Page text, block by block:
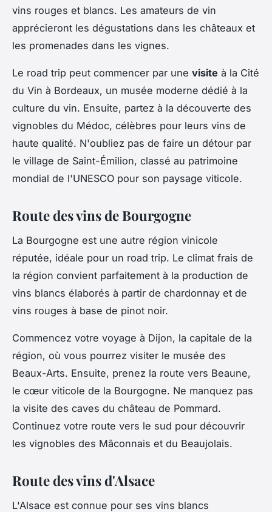
vins rouges et blancs. Les amateurs de vin
apprécieront les dégustations dans les châteaux et
les promenades dans les vignes.
Le road trip peut commencer par une visite à la Cité
du Vin à Bordeaux, un musée moderne dédié à la
culture du vin. Ensuite, partez à la découverte des
vignobles du Médoc, célèbres pour leurs vins de
haute qualité. N'oubliez pas de faire un détour par
le village de Saint-Émilion, classé au patrimoine
mondial de l'UNESCO pour son paysage viticole.
Route des vins de Bourgogne
La Bourgogne est une autre région vinicole
réputée, idéale pour un road trip. Le climat frais de
la région convient parfaitement à la production de
vins blancs élaborés à partir de chardonnay et de
vins rouges à base de pinot noir.
Commencez votre voyage à Dijon, la capitale de la
région, où vous pourrez visiter le musée des
Beaux-Arts. Ensuite, prenez la route vers Beaune,
le cœur viticole de la Bourgogne. Ne manquez pas
la visite des caves du château de Pommard.
Continuez votre route vers le sud pour découvrir
les vignobles des Mâconnais et du Beaujolais.
Route des vins d'Alsace
L'Alsace est connue pour ses vins blancs